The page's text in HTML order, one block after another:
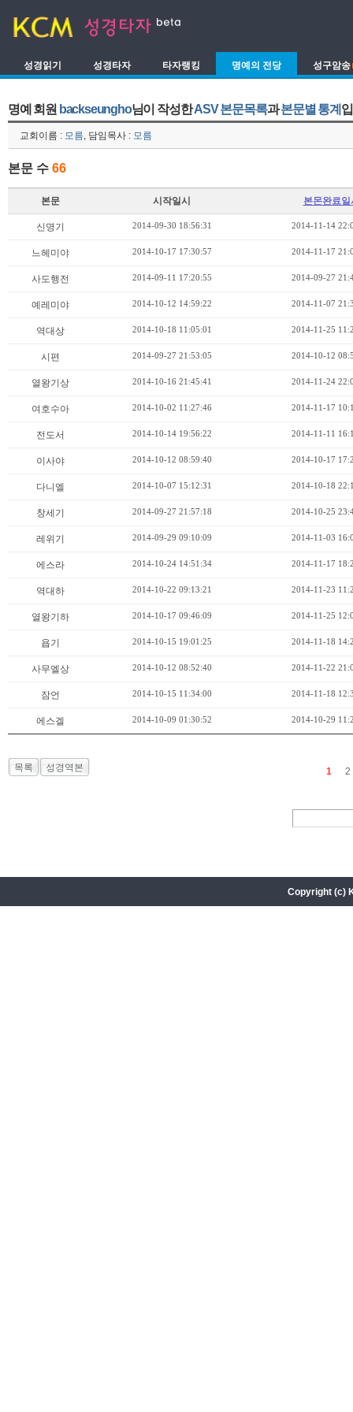
성경읽기 성경타자 타자랭킹 명예의 전당 성구암송
명예 회원 backseungho님이 작성한ASV 본문목록과본문별 통계
교회이름 : 모름, 담임목사 : 모름
본문 수 66
본문 시작일시 본몬완료일
신명기 2014-09-30 18:56:31 2014-11-14
느헤미야 2014-10-17 17:30:57 2014-11-17
사도행전 2014-09-11 17:20:55 2014-09-27
예레미야 2014-10-12 14:59:22 2014-11-07
역대상 2014-10-18 11:05:01 2014-11-25
시편 2014-09-27 21:53:05 2014-10-12
열왕기상 2014-10-16 21:45:41 2014-11-24
여호수아 2014-10-02 11:27:46 2014-11-17
전도서 2014-10-14 19:56:22 2014-11-11
이사야 2014-10-12 08:59:40 2014-10-17
다니엘 2014-10-07 15:12:31 2014-10-18
창세기 2014-09-27 21:57:18 2014-10-25
레위기 2014-09-29 09:10:09 2014-11-03
에스라 2014-10-24 14:51:34 2014-11-17
역대하 2014-10-22 09:13:21 2014-11-23
열왕기하 2014-10-17 09:46:09 2014-11-25
욥기 2014-10-15 19:01:25 2014-11-18
사무엘상 2014-10-12 08:52:40 2014-11-22
잠언 2014-10-15 11:34:00 2014-11-18
에스겔 2014-10-09 01:30:52 2014-10-29
목록 성경역본 1 2
Copyright (c)